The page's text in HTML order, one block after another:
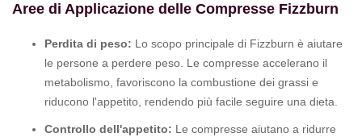
Aree di Applicazione delle Compresse Fizzburn
Perdita di peso: Lo scopo principale di Fizzburn è aiutare
le persone a perdere peso. Le compresse accelerano il
metabolismo, favoriscono la combustione dei grassi e
riducono l'appetito, rendendo più facile seguire una dieta.
Controllo dell'appetito: Le compresse aiutano a ridurre